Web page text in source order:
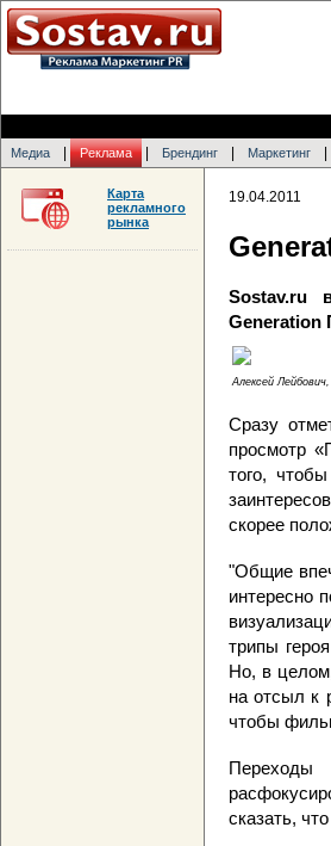
Медиа Реклама Брендинг Маркетинг
19.04.2011
Sostav.ru
Generation
Алексей
Сразу
просмотр
того,
скорее
"Общие
интересно
трипы
Но, в
на отсыл к
чтобы
сказать,
Карта
рекламного
рынка